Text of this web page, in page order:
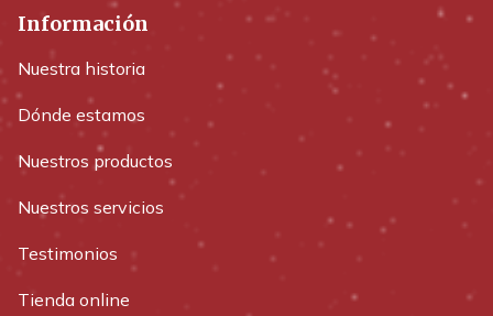
Información
Nuestra historia
Dónde estamos
Nuestros productos
Nuestros servicios
Testimonios
Tienda online